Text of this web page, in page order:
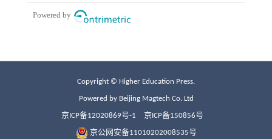
Copyright © Higher Education Press.
Powered by Beijing Magtech Co. Ltd
京ICP备12020869号-1 京ICP备150856号
京公网安备11010202008535号